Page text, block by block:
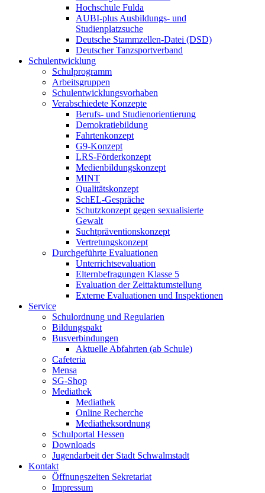
Hochschule Fulda
AUBI-plus Ausbildungs- und
Studienplatzsuche
Deutsche Stammzellen-Datei (DSD)
Deutscher Tanzsportverband
Schulentwicklung
Schulprogramm
Arbeitsgruppen
Schulentwicklungsvorhaben
Verabschiedete Konzepte
Berufs- und Studienorientierung
Demokratiebildung
Fahrtenkonzept
G9-Konzept
LRS-Förderkonzept
Medienbildungskonzept
MINT
Qualitätskonzept
SchEL-Gespräche
Schutzkonzept gegen sexualisierte
Gewalt
Suchtpräventionskonzept
Vertretungskonzept
Durchgeführte Evaluationen
Unterrichtsevaluation
Elternbefragungen Klasse 5
Evaluation der Zeittaktumstellung
Externe Evaluationen und Inspektionen
Service
Schulordnung und Regularien
Bildungspakt
Busverbindungen
Aktuelle Abfahrten (ab Schule)
Cafeteria
Mensa
SG-Shop
Mediathek
Mediathek
Online Recherche
Mediatheksordnung
Schulportal Hessen
Downloads
Jugendarbeit der Stadt Schwalmstadt
Kontakt
Öffnungszeiten Sekretariat
Impressum